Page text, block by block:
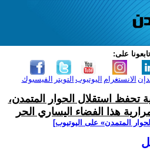
تابعونا على:
الفيسبوك التويتر اليوتيوب الانستغرام
تحفظ استقلال الحوار المتمدن،
هذا الفضاء اليساري الحر
المتمدن» على اليوتيوب]